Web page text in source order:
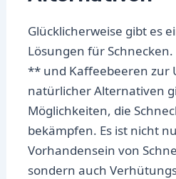
Glücklicherweise gibt es
Lösungen für
** und Kaffeebeeren zur
natürlicher Alternativen
Möglichkeiten, die
bekämpfen. Es ist nicht
Vorhandensein von
sondern auch